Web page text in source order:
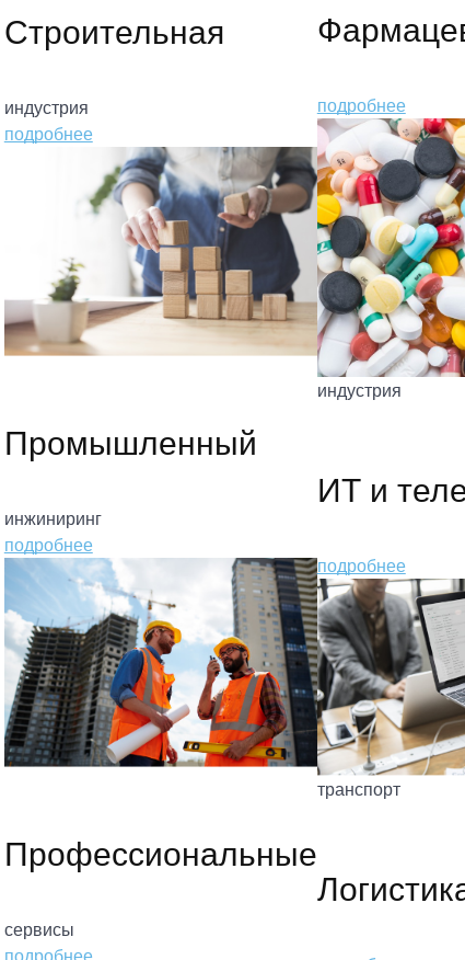
Строительная
индустрия
подробнее
Промышленный
инжиниринг
подробнее
Профессиональные
сервисы
подробнее
подробнее
индустрия
ИТ и
подробнее
транспорт